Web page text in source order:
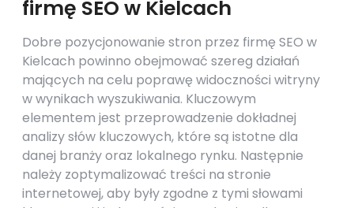
firmę SEO w Kielcach
Dobre pozycjonowanie stron przez firmę SEO w
Kielcach powinno obejmować szereg działań
mających na celu poprawę widoczności witryny
w wynikach wyszukiwania. Kluczowym
elementem jest przeprowadzenie dokładnej
analizy słów kluczowych, które są istotne dla
danej branży oraz lokalnego rynku. Następnie
należy zoptymalizować treści na stronie
internetowej, aby były zgodne z tymi słowami